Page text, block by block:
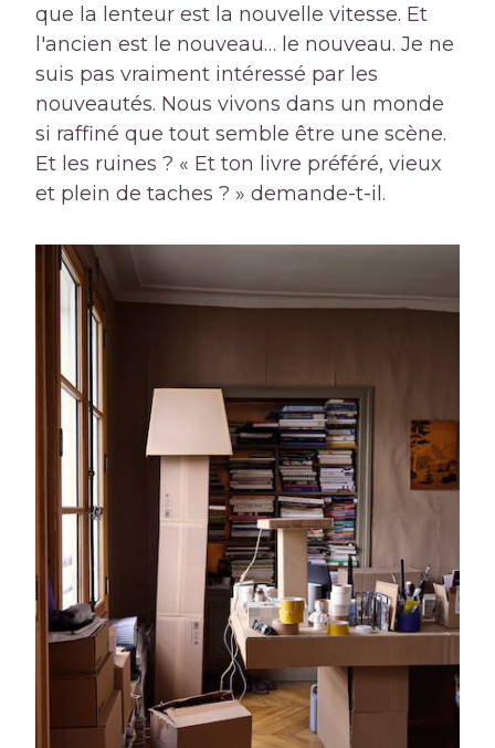
que la lenteur est la nouvelle vitesse. Et
l'ancien est le nouveau… le nouveau. Je ne
suis pas vraiment intéressé par les
nouveautés. Nous vivons dans un monde
si raffiné que tout semble être une scène.
Et les ruines ? « Et ton livre préféré, vieux
et plein de taches ? » demande-t-il.